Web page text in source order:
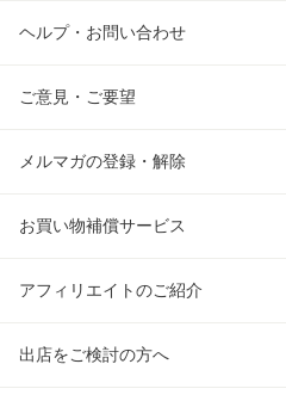
ヘルプ・お問い合わせ
ご意見・ご要望
メルマガの登録・解除
お買い物補償サービス
アフィリエイトのご紹介
出店をご検討の方へ